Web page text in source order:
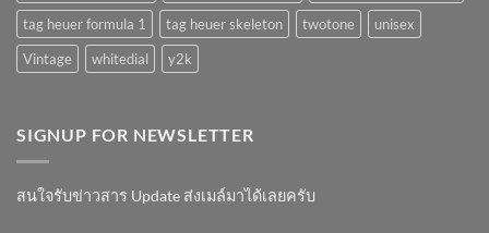
tag heuer formula 1
tag heuer skeleton twotone
unisex
Vintage
whitedial y2k
SIGNUP FOR NEWSLETTER
สนใจรับข่าวสาร Update ส่งเมล์มาได้เลยครับ